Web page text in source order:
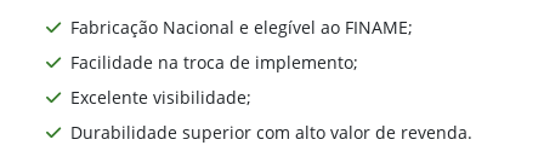
Fabricação Nacional e elegível ao FINAME;
Facilidade na troca de implemento;
Excelente visibilidade;
Durabilidade superior com alto valor de revenda.